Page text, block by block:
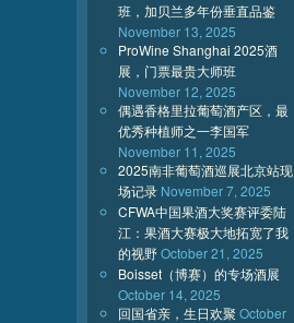
班，加贝兰多年份垂直品鉴
November 13, 2025
ProWine Shanghai 2025酒
展，门票最贵大师班
November 12, 2025
偶遇香格里拉葡萄酒产区，最
优秀种植师之一李国军
November 11, 2025
2025南非葡萄酒巡展北京站现
场记录 November 7, 2025
CFWA中国果酒大奖赛评委陆
江：果酒大赛极大地拓宽了我
的视野October 21, 2025
Boisset（博赛）的专场酒展
October 14, 2025
回国省亲，生日欢聚 October